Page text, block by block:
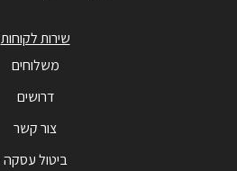
שירות לקוחות
משלוחים
דרושים
צור קשר
ביטול עסקה